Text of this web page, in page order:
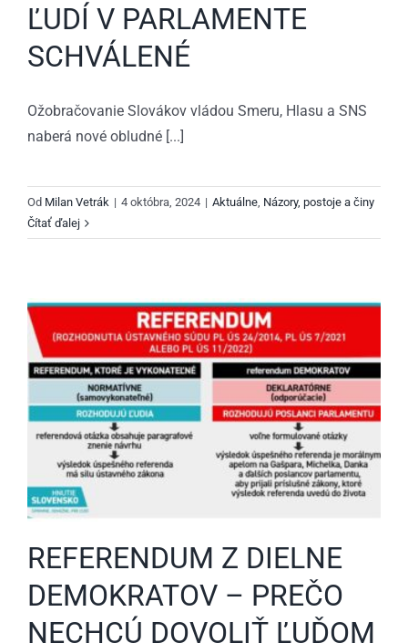
ĽUDÍ V PARLAMENTE
SCHVÁLENÉ
Ožobračovanie Slovákov vládou Smeru, Hlasu a SNS
naberá nové obludné [...]
Od Milan Vetrák | 4 októbra, 2024 | Aktuálne Názory, postoje a činy
Čítať ďalej
REFERENDUM Z DIELNE
DEMOKRATOV – PREČO
NECHCÚ DOVOLIŤ ĽUĎOM